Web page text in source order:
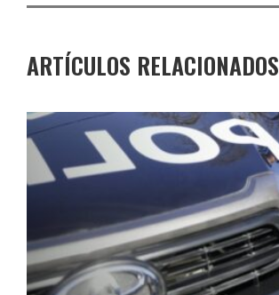
ARTÍCULOS RELACIONADOS